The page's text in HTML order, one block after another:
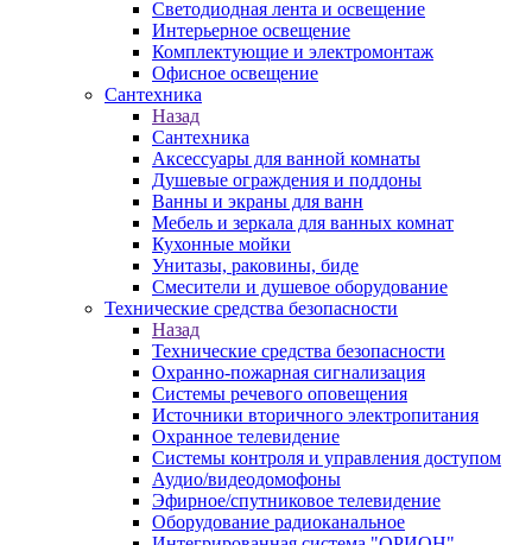
Светодиодная лента и освещение
Интерьерное освещение
Комплектующие и электромонтаж
Офисное освещение
Сантехника
Назад
Сантехника
Аксессуары для ванной комнаты
Душевые ограждения и поддоны
Ванны и экраны для ванн
Мебель и зеркала для ванных комнат
Кухонные мойки
Унитазы, раковины, биде
Смесители и душевое оборудование
Технические средства безопасности
Назад
Технические средства безопасности
Охранно-пожарная сигнализация
Системы речевого оповещения
Источники вторичного электропитания
Охранное телевидение
Системы контроля и управления доступом
Аудио/видеодомофоны
Эфирное/спутниковое телевидение
Оборудование радиоканальное